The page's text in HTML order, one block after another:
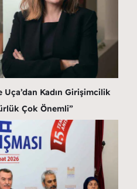
Kadın Girişimcilik
Çok Önemli”